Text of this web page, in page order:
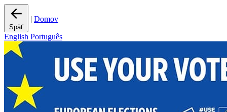
Späť
| Domov
English Português